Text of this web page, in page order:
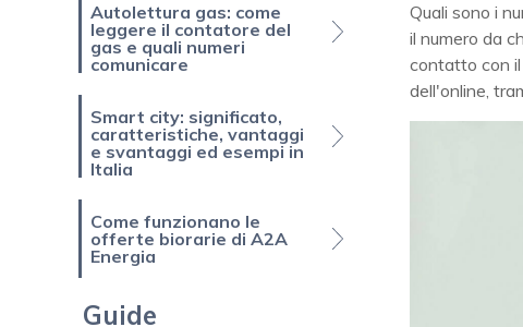
Autolettura gas: come
leggere il contatore del
gas e quali numeri
comunicare
Smart city: significato,
caratteristiche, vantaggi
e svantaggi ed esempi in
Italia
Come funzionano le
offerte biorarie di A2A
Energia
Guide
Quali sono i
il numero da
contatto con il
dell'online,